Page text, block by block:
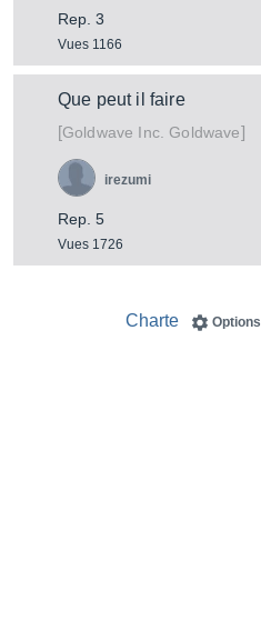
Rep. 3
Vues 1166
Que peut il faire
[Goldwave Inc. Goldwave]
Rep. 5
Vues 1726
irezumi
Options
Charte